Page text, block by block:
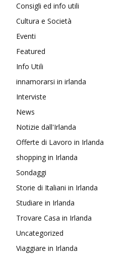
Consigli ed info utili
Cultura e Società
Eventi
Featured
Info Utili
innamorarsi in irlanda
Interviste
News
Notizie dall'Irlanda
Offerte di Lavoro in Irlanda
shopping in Irlanda
Sondaggi
Storie di Italiani in Irlanda
Studiare in Irlanda
Trovare Casa in Irlanda
Uncategorized
Viaggiare in Irlanda